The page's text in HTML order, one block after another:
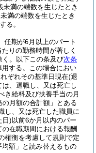
満の端数を生じたとき
満の端数を生じたとき
る。
任期が6月以上のパート
りの勤務時間が著しく
。以下この条及び次条
する。
この場合におい
ぞれその基準日現在(退
、退職し、又は死亡し
き給料及び扶養手当の月
月額の合計額」とある
し、又は死亡した職員に
日)以前6か月以内のパー
在職期間における報酬
権衡を考慮して規則で定
額」と読み替えるもの